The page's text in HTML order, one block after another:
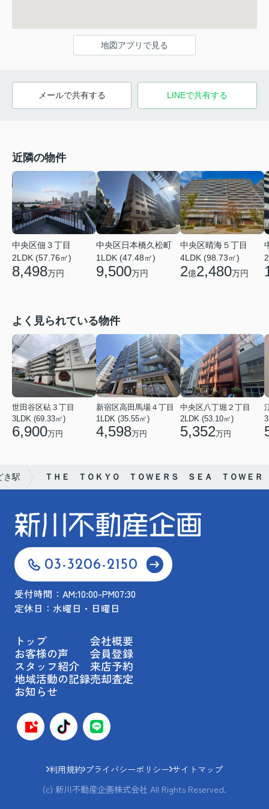
地図アプリで見る
メールで共有する LINEで共有する
近隣の物件
中央区佃３丁目
2LDK (57.76㎡)
8,498万円
中央区日本橋久松町
1LDK (47.48㎡)
9,500万円
中央区晴海５丁目
4LDK (98.73㎡)
2億2,480万円
よく見られている物件
世田谷区砧３丁目
3LDK (69.33㎡)
6,900万円
新宿区高田馬場４丁目
1LDK (35.55㎡)
4,598万円
中央区八丁堀２丁目
2LDK (53.10㎡)
5,352万円
き駅 ＴＨＥ ＴＯＫＹＯ ＴＯＷＥＲＳ ＳＥＡ ＴＯＷＥＲ
03-3206-2150
受付時間：AM:10:00-PM07:30
定休日：水曜日・日曜日
トップ
お客様の声
スタッフ紹介
地域活動の記録
お知らせ
会社概要
会員登録
来店予約
売却査定
利用規約 プライバシーポリシー サイトマップ
(c) 新川不動産企画株式会社 All Rights Reserved.